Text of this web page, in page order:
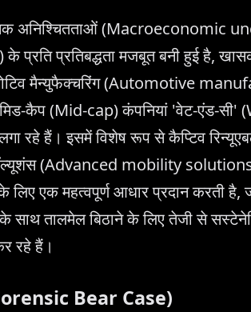
अनिश्चितताओं (Macroeconomic
प्रति प्रतिबद्धता मजबूत बनी हुई है,
मैन्युफैक्चरिंग (Automotive
कैप (Mid-cap) कंपनियां 'वेट-एंड-सी'
रहे हैं। इसमें विशेष रूप से कैप्टिव
(Advanced mobility solutions)
लिए एक महत्वपूर्ण आधार प्रदान करती
तालमेल बिठाने के लिए तेजी से
रहे हैं।
Bear Case)